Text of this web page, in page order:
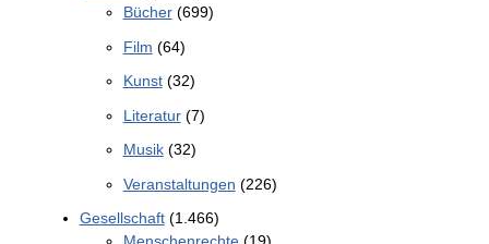
Bücher(699)
Film (64)
Kunst(32)
Literatur(7)
Musik(32)
Veranstaltungen (226)
Gesellschaft(1.466)